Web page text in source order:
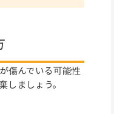
傷んでいる可能性
しましょう。